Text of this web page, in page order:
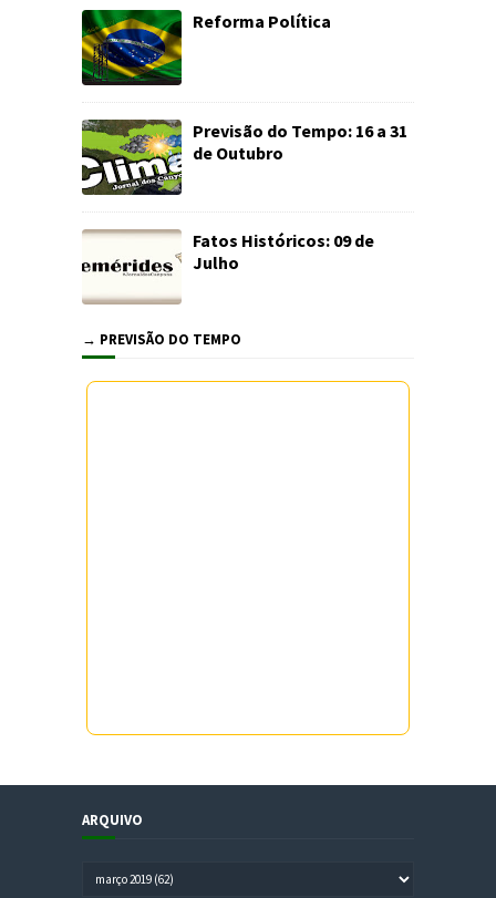
Reforma Política
Previsão do Tempo: 16 a 31
de Outubro
Fatos Históricos: 09 de
Julho
→ PREVISÃO DO TEMPO
ARQUIVO